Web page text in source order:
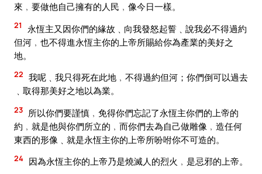
來﹐要做他自己擁有的人民﹐像今日一樣。
21
永恆主又因你們的緣故﹑向我發怒起誓﹑說我必不得過約
但河﹐也不得進永恆主你的上帝所賜給你為產業的美好之
地。
22 我呢﹑我只得死在此地﹐不得過約但河；你們倒可以過去
﹑取得那美好之地以為業。
23
所以你們要謹慎﹐免得你們忘記了永恆主你們的上帝的
約﹐就是他與你們所立的﹐而你們去為自己做雕像﹐造任何
東西的形像﹑就是永恆主你的上帝所吩咐你不可造的。
24 因為永恆主你的上帝乃是燒滅人的烈火﹐是忌邪的上帝。